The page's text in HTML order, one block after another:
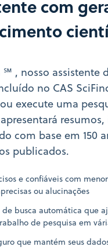
com
℠ , nosso assistente
no CAS
execute uma
com base em 150
publicados.
e confiáveis com
ou alucinações
de busca automática que
de pesquisa em
que mantém seus